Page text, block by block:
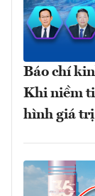
Báo chí
Khi niềm
hình giá trị